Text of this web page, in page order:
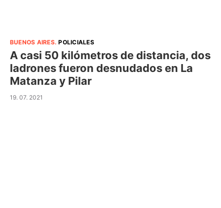
BUENOS AIRES.POLICIALES
A casi 50 kilómetros de distancia, dos
ladrones fueron desnudados en La
Matanza y Pilar
19. 07. 2021